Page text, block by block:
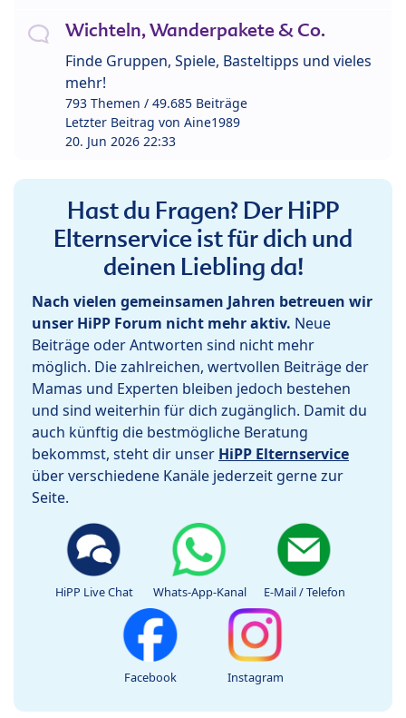
Wichteln, Wanderpakete & Co.
Finde Gruppen, Spiele, Basteltipps und vieles
mehr!
793 Themen / 49.685 Beiträge
Letzter Beitrag von Aine1989
20. Jun 2026 22:33
Hast du Fragen? Der HiPP
Elternservice ist für dich und
deinen Liebling da!
Nach vielen gemeinsamen Jahren betreuen wir
unser HiPP Forum nicht mehr aktiv. Neue
Beiträge oder Antworten sind nicht mehr
möglich. Die zahlreichen, wertvollen Beiträge der
Mamas und Experten bleiben jedoch bestehen
und sind weiterhin für dich zugänglich. Damit du
auch künftig die bestmögliche Beratung
bekommst, steht dir unser HiPP Elternservice
über verschiedene Kanäle jederzeit gerne zur
Seite.
HiPP Live Chat Whats-App-Kanal E-Mail / Telefon
Facebook Instagram